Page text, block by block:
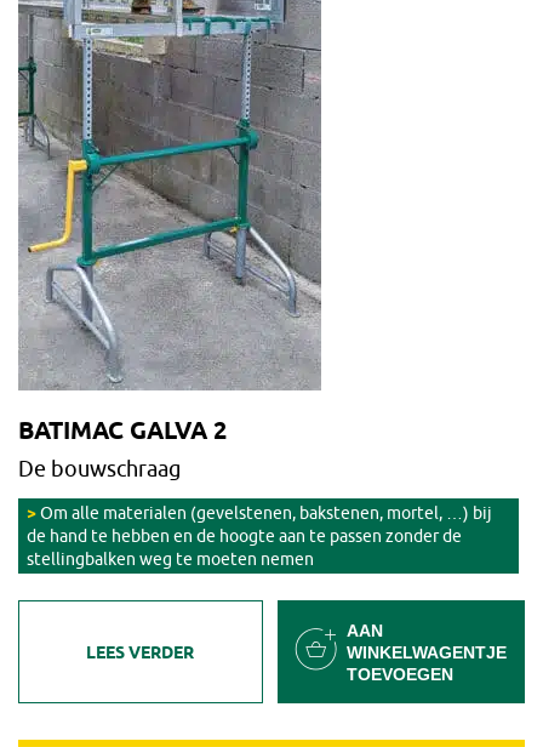
BATIMAC GALVA 2
De bouwschraag
Om alle materialen (gevelstenen, bakstenen, mortel, …) bij
de hand te hebben en de hoogte aan te passen zonder de
stellingbalken weg te moeten nemen
LEES VERDER
AAN
WINKELWAGENTJE
TOEVOEGEN